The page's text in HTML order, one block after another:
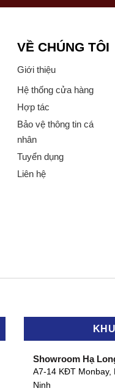
VỀ CHÚNG TÔI
Giới thiệu
Hệ thống cửa hàng
Hợp tác
Bảo vệ thông tin cá
nhân
Tuyển dụng
Liên hệ
Showroom Hạ
A7-14 KĐT Monbay,
Ninh